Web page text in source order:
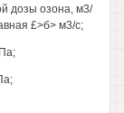
дозы озона, м3/
£>б> м3/с;